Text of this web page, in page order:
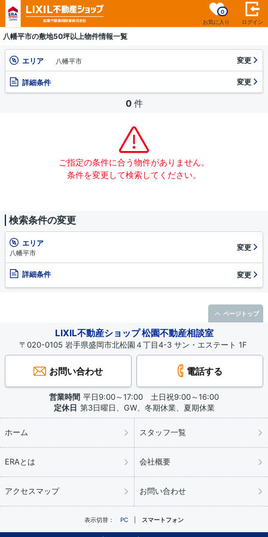
お気に入り
0
ログイン
八幡平市の敷地50坪以上物件情報一覧
エリア 八幡平市 変更
詳細条件 変更
0 件
ご指定の条件に合う物件がありません。
条件を変更して検索してください。
検索条件の変更
エリア
八幡平市
変更
詳細条件 変更
LIXIL不動産ショップ 松園不動産相談室
〒020-0105 岩手県盛岡市北松園４丁目4-3 サン・エステート 1F
お問い合わせ 電話する
営業時間 平日9:00～17:00 土日祝9:00～16:00
定休日 第3日曜日、GW、冬期休業、夏期休業
ホーム スタッフ一覧
ERAとは 会社概要
アクセスマップ お問い合わせ
表示切替： PC スマートフォン
ページトップ